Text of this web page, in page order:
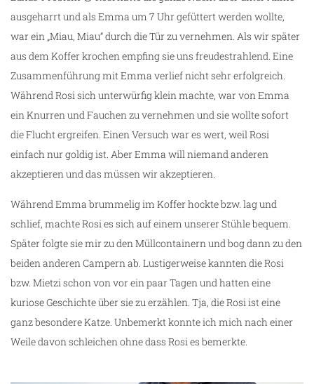
ausgeharrt und als Emma um 7 Uhr gefüttert werden wollte,
war ein „Miau, Miau“ durch die Tür zu vernehmen. Als wir später
aus dem Koffer krochen empfing sie uns freudestrahlend. Eine
Zusammenführung mit Emma verlief nicht sehr erfolgreich.
Während Rosi sich unterwürfig klein machte, war von Emma
ein Knurren und Fauchen zu vernehmen und sie wollte sofort
die Flucht ergreifen. Einen Versuch war es wert, weil Rosi
einfach nur goldig ist. Aber Emma will niemand anderen
akzeptieren und das müssen wir akzeptieren.
Während Emma brummelig im Koffer hockte bzw. lag und
schlief, machte Rosi es sich auf einem unserer Stühle bequem.
Später folgte sie mir zu den Müllcontainern und bog dann zu den
beiden anderen Campern ab. Lustigerweise kannten die Rosi
bzw. Mietzi schon von vor ein paar Tagen und hatten eine
kuriose Geschichte über sie zu erzählen. Tja, die Rosi ist eine
ganz besondere Katze. Unbemerkt konnte ich mich nach einer
Weile davon schleichen ohne dass Rosi es bemerkte.